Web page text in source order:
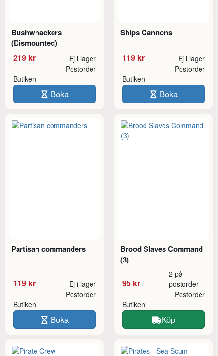
Bushwhackers
(Dismounted)
219 kr Ej i lager
Butiken
Postorder
Boka
Ships Cannons
119 kr Ej i lager
Butiken
Postorder
Boka
Partisan commanders
119 kr Ej i lager
Butiken
Postorder
Boka
Brood Slaves Command
(3)
95 kr
2 på
postorder
Butiken
Postorder
Köp